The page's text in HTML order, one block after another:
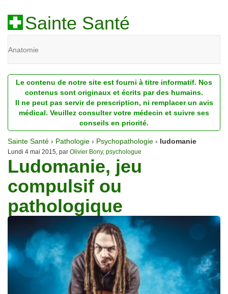
Sainte Santé
Anatomie
Diagnostic
Dossiers
Homéopathie
Nutrition
Pathologie
Psychologie
Recherches
Traitements
Le contenu de notre site est fourni à titre informatif. Nos
contenus sont originaux et écrits par des humains.
Il ne peut pas servir de prescription, ni remplacer un avis
médical. Veuillez consulter votre médecin et suivre ses
conseils en priorité.
Sainte Santé › Pathologie › Psychopathologie › ludomanie
Lundi 4 mai 2015, par Olivier Bony, psychologue
Ludomanie, jeu
compulsif ou
pathologique